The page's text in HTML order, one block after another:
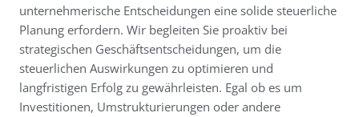
unternehmerische Entscheidungen eine solide steuerliche
Planung erfordern. Wir begleiten Sie proaktiv bei
strategischen Geschäftsentscheidungen, um die
steuerlichen Auswirkungen zu optimieren und
langfristigen Erfolg zu gewährleisten. Egal ob es um
Investitionen, Umstrukturierungen oder andere